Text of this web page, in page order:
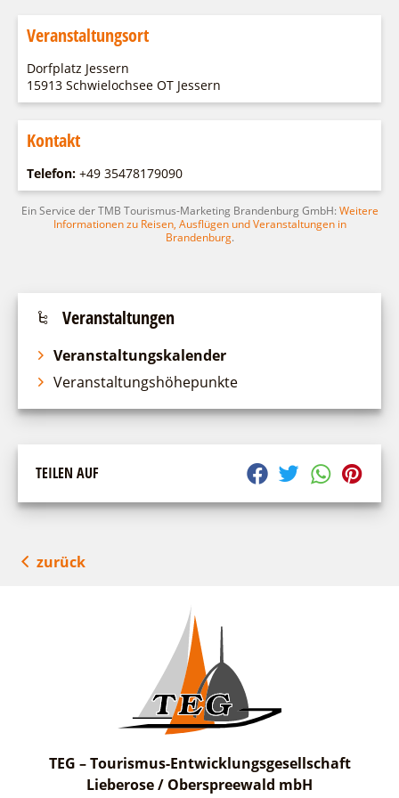
Ludwig Leichhardt
Kahnfahrten
Fahrgastschiff
Wirtschaftsförderung
Regionalentwicklung
SPOT
Naturwelt Lieberoser Heide
Q-Gemeinde Schwielochsee
Mein Brandenburg – Infostelen
Service
Team
Aktuelles
Infomaterial
Warenkorb
Veranstaltungsort
Dorfplatz Jessern
15913 Schwielochsee OT Jessern
Kontakt
Telefon: +49 35478179090
Ein Service der TMB Tourismus-Marketing Brandenburg GmbH:Weitere
Informationen zu Reisen, Ausflügen und Veranstaltungen in
Brandenburg.
Veranstaltungen
Veranstaltungskalender
Veranstaltungshöhepunkte
TEILEN AUF
zurück
TEG – Tourismus-Entwicklungsgesellschaft
Lieberose / Oberspreewald mbH